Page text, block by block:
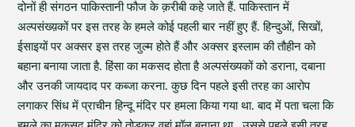
दोनों ही संगठन पाकिस्तानी फौज के क़रीबी कहे जाते हैं. पाकिस्तान में
अल्पसंख्य़कों पर इस तरह के हमले कोई पहली बार नहीं हुए हैं. हिन्दुओं, सिखों,
ईसाइयों पर अक्सर इस तरह जुल्म होते हैं और अक्सर इस्लाम की तौहीन को
बहाना बनाया जाता है. हिंसा का मकसद होता है अल्पसंख्यकों को डराना, दबाना
और उनकी जायदाद पर कब्जा करना. कुछ दिन पहले इसी तरह का आरोप
लगाकर सिंध में प्राचीन हिन्दू मंदिर पर हमला किया गया था. बाद में पता चला कि